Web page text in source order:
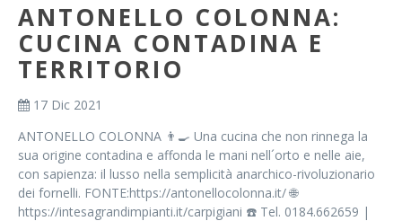
ANTONELLO COLONNA:
CUCINA CONTADINA E
TERRITORIO
17 Dic 2021
ANTONELLO COLONNA 👨‍🍳 Una cucina che non rinnega la
sua origine contadina e affonda le mani nell´orto e nelle aie,
con sapienza: il lusso nella semplicità anarchico-rivoluzionario
dei fornelli. FONTE:https://antonellocolonna.it/ 🌐
https://intesagrandimpianti.it/carpigiani ☎️ Tel. 0184.662659 |